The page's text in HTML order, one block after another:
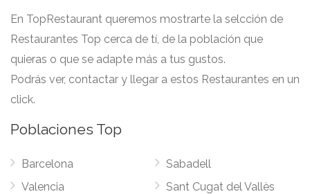
En TopRestaurant queremos mostrarte la selcción de
Restaurantes Top cerca de tí, de la población que
quieras o que se adapte más a tus gustos.
Podrás ver, contactar y llegar a estos Restaurantes en un
click.
Poblaciones Top
Barcelona
Valencia
Sabadell
Sant Cugat del Vallès